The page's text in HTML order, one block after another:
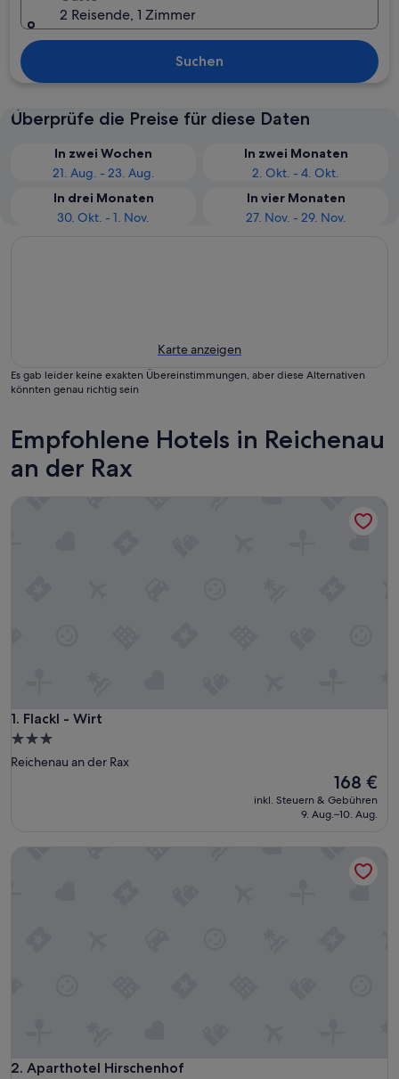
2 Reisende, 1 Zimmer
Suchen
Überprüfe die Preise für diese Daten
In zwei Wochen
21. Aug. - 23. Aug.
In zwei Monaten
2. Okt. - 4. Okt.
In drei Monaten
30. Okt. - 1. Nov.
In vier Monaten
27. Nov. - 29. Nov.
Karte anzeigen
Es gab leider keine exakten Übereinstimmungen, aber diese Alternativen
könnten genau richtig sein
Empfohlene Hotels in Reichenau
an der Rax
1. Flackl - Wirt
Flackl - Wirt
3.0-
Sterne-
Reichenau an der Rax
Der
Preis
beträgt
168 €
inkl. Steuern & Gebühren
9. Aug.–10. Aug.
2. Aparthotel Hirschenhof
Aparthotel Hirschenhof